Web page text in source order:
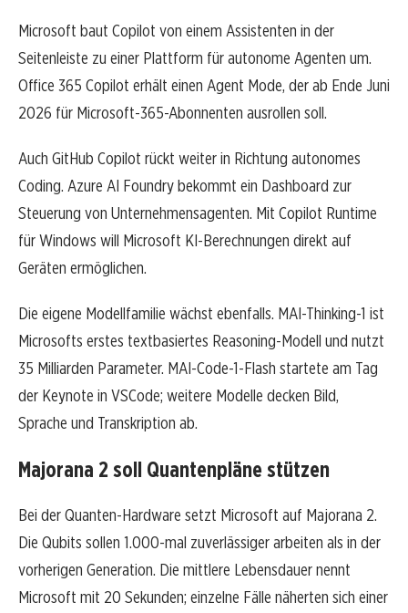
Microsoft baut Copilot von einem Assistenten in der
Seitenleiste zu einer Plattform für autonome Agenten um.
Office 365 Copilot erhält einen Agent Mode, der ab Ende Juni
2026 für Microsoft-365-Abonnenten ausrollen soll.
Auch GitHub Copilot rückt weiter in Richtung autonomes
Coding. Azure AI Foundry bekommt ein Dashboard zur
Steuerung von Unternehmensagenten. Mit Copilot Runtime
für Windows will Microsoft KI-Berechnungen direkt auf
Geräten ermöglichen.
Die eigene Modellfamilie wächst ebenfalls. MAI-Thinking-1 ist
Microsofts erstes textbasiertes Reasoning-Modell und nutzt
35 Milliarden Parameter. MAI-Code-1-Flash startete am Tag
der Keynote in VSCode; weitere Modelle decken Bild,
Sprache und Transkription ab.
Majorana 2 soll Quantenpläne stützen
Bei der Quanten-Hardware setzt Microsoft auf Majorana 2.
Die Qubits sollen 1.000-mal zuverlässiger arbeiten als in der
vorherigen Generation. Die mittlere Lebensdauer nennt
Microsoft mit 20 Sekunden; einzelne Fälle näherten sich einer